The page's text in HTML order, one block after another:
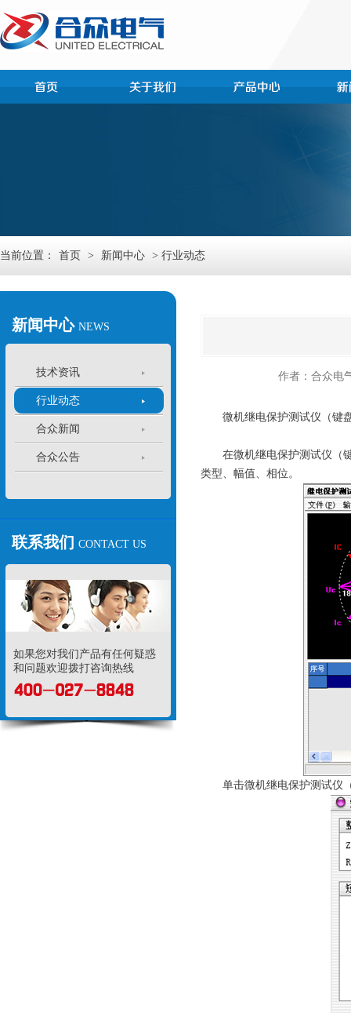
当前位置： 首页 > 新闻中心 > 行业动态
新闻中心 NEWS
技术资讯
行业动态
合众新闻
合众公告
联系我们 CONTACT US
如果您对我们产品有任何疑惑
和问题欢迎拨打咨询热线
作者：合众电
微机继电保护测试仪（键盘
在微机继电保护测试仪（键
类型、幅值、相位。
单击微机继电保护测试仪（